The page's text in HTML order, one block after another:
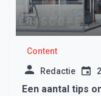
Content
Redactie
Een aantal tips